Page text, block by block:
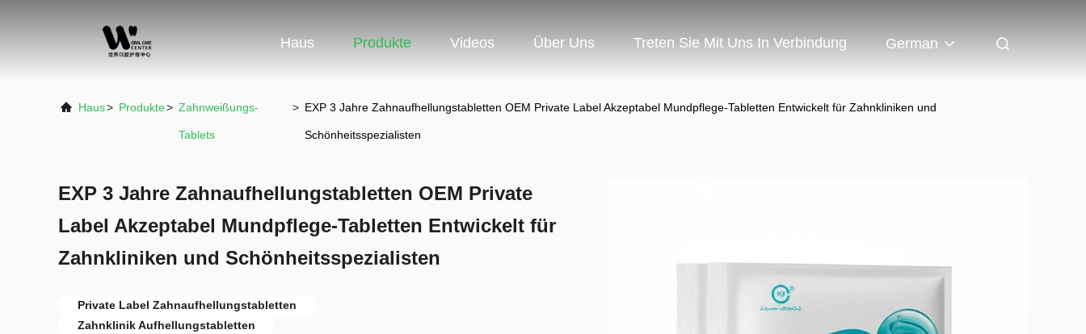
Haus Produkte Videos Über Uns Treten Sie Mit Uns In Verbindung German
Haus> Produkte> Zahnweißungs-
Tablets
> EXP 3 Jahre Zahnaufhellungstabletten OEM Private Label Akzeptabel Mundpflege-Tabletten Entwickelt für Zahnkliniken und
Schönheitsspezialisten
EXP 3 Jahre Zahnaufhellungstabletten OEM Private
Label Akzeptabel Mundpflege-Tabletten Entwickelt für
Zahnkliniken und Schönheitsspezialisten
Private Label Zahnaufhellungstabletten
Zahnklinik Aufhellungstabletten